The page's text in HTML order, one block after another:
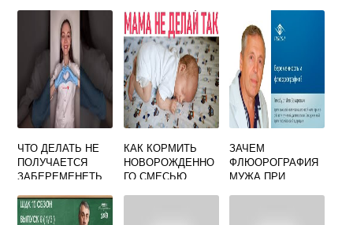
МЛАДЕНЦЕВ
НЕДОРОГИХ
СРЕДСТВ
ЧТО ДЕЛАТЬ НЕ
ПОЛУЧАЕТСЯ
ЗАБЕРЕМЕНЕТЬ
РЕБЕНКОМ
КАК КОРМИТЬ
НОВОРОЖДЕННО
ГО СМЕСЬЮ
ЗАЧЕМ
ФЛЮОРОГРАФИЯ
МУЖА ПРИ